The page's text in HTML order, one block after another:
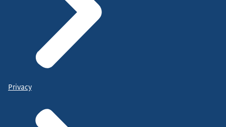
Privacy